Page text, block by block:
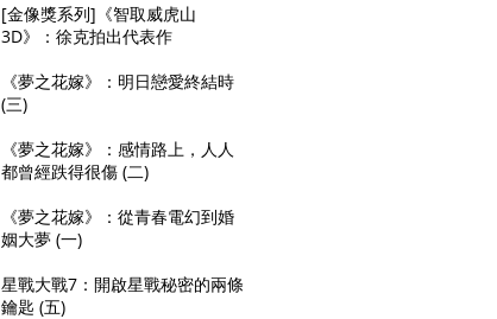
[金像獎系列]《智取威虎山
3D》：徐克拍出代表作
《夢之花嫁》：明日戀愛終結時
(三)
《夢之花嫁》：感情路上，人人
都曾經跌得很傷 (二)
《夢之花嫁》：從青春電幻到婚
姻大夢 (一)
星戰大戰7：開啟星戰秘密的兩條
鑰匙 (五)